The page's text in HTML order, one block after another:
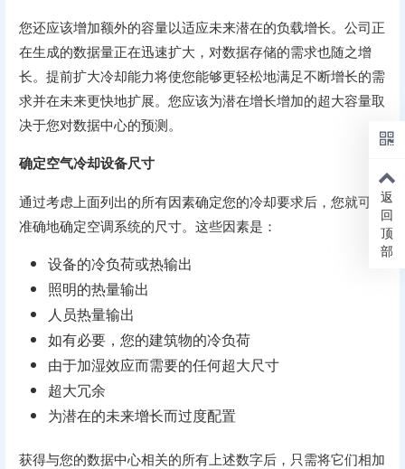
您还应该增加额外的容量以适应未来潜在的负载增长。公司正
在生成的数据量正在迅速扩大，对数据存储的需求也随之增
长。提前扩大冷却能力将使您能够更轻松地满足不断增长的需
求并在未来更快地扩展。您应该为潜在增长增加的超大容量取
决于您对数据中心的预测。
确定空气冷却设备尺寸
通过考虑上面列出的所有因素确定您的冷却要求后，您就可以
准确地确定空调系统的尺寸。这些因素是：
设备的冷负荷或热输出
照明的热量输出
人员热量输出
如有必要，您的建筑物的冷负荷
由于加湿效应而需要的任何超大尺寸
超大冗余
为潜在的未来增长而过度配置
获得与您的数据中心相关的所有上述数字后，只需将它们相加
返
回
顶
部